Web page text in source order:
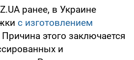
ранее, в Украине
с изготовлением
Причина этого заключается
и